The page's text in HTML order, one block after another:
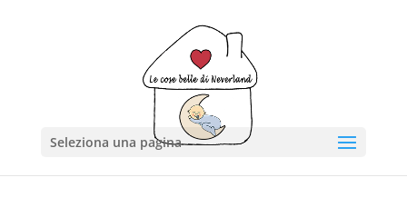
Seleziona una pagina